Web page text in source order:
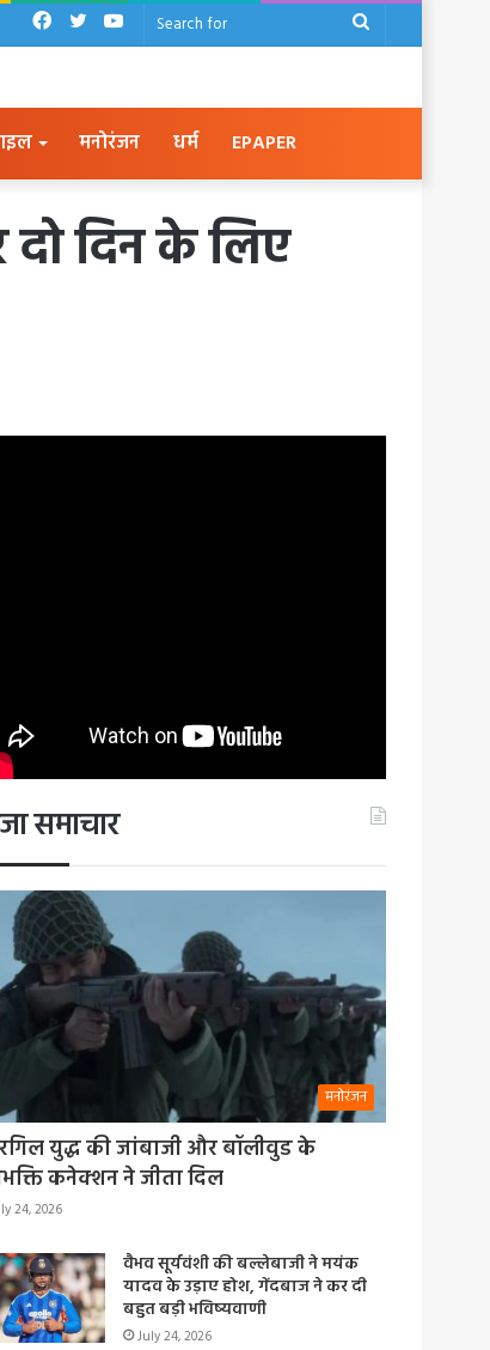
Search
YouTube
Twitter
Facebook
मनोरंजन धर्म EPAPER
दिन के लिए
समाचार
मनोरंजन
युद्ध की जांबाजी और बॉलीवुड के
कनेक्शन ने जीता दिल
24, 2026
वैभव सूर्यवंशी की बल्लेबाजी ने मयंक
यादव के उड़ाए होश, गेंदबाज ने कर दी
बहुत बड़ी भविष्यवाणी
July 24, 2026